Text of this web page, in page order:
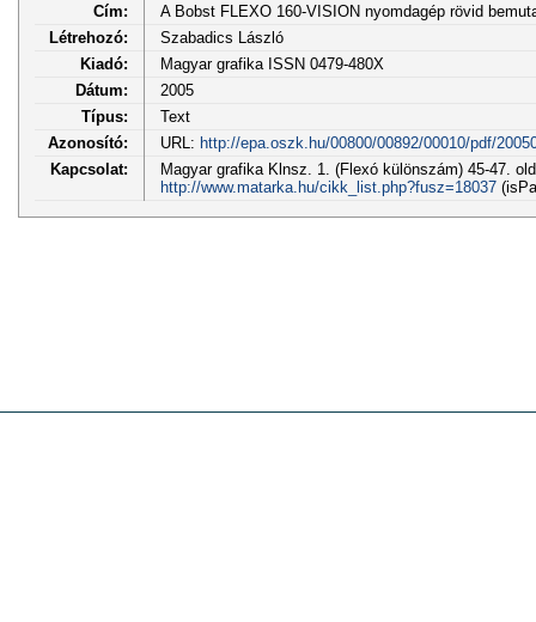
Cím:
A Bobst FLEXO 160-VISION nyomdagép rövid
Létrehozó:
Szabadics László
Kiadó:
Magyar grafika ISSN 0479-480X
Dátum:
2005
Típus:
Text
Azonosító:
URL: http://epa.oszk.hu/00800/00892/00010/pdf/
Kapcsolat:
Magyar grafika Klnsz. 1. (Flexó különszám) 45-47.
http://www.matarka.hu/cikk_list.php?fusz=18037